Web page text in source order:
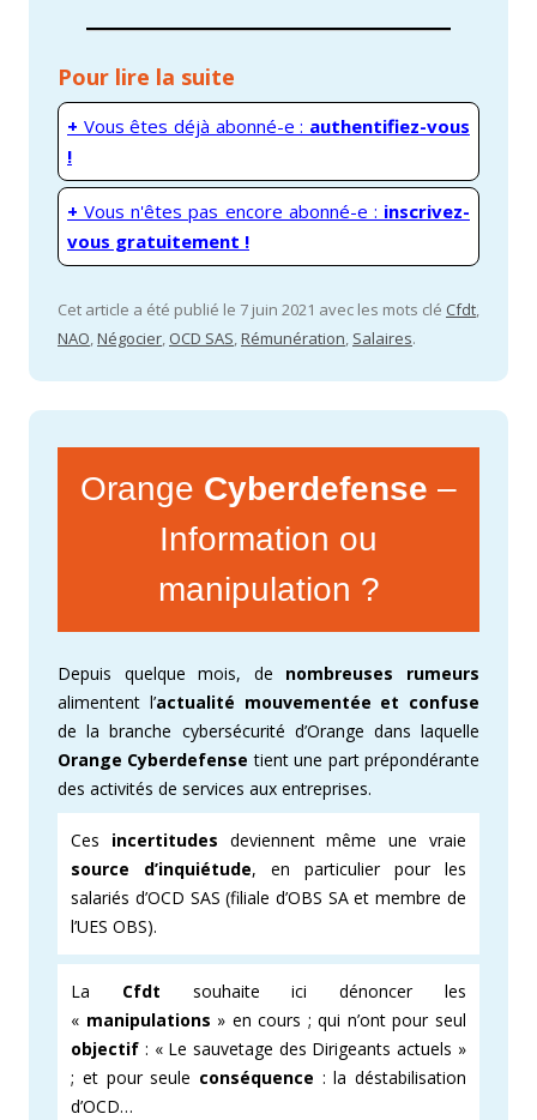
Pour lire la suite
+ Vous êtes déjà abonné-e : authentifiez-vous
!
+ Vous n'êtes pas encore abonné-e : inscrivez-
vous gratuitement !
Cet article a été publié le 7 juin 2021 avec les mots clé Cfdt,
NAO,Négocier, OCD SAS,Rémunération, Salaires.
Orange Cyberdefense –
Information ou
manipulation ?
Depuis quelque mois, de nombreuses rumeurs
alimentent l’actualité mouvementée et confuse
de la branche cybersécurité d’Orange dans laquelle
Orange Cyberdefense tient une part prépondérante
des activités de services aux entreprises.
Ces incertitudes deviennent même une vraie
source d’inquiétude, en particulier pour les
salariés d’OCD SAS (filiale d’OBS SA et membre de
l’UES OBS).
La Cfdt souhaite ici dénoncer les
« manipulations » en cours ; qui n’ont pour seul
objectif : « Le sauvetage des Dirigeants actuels »
; et pour seule conséquence : la déstabilisation
d’OCD…